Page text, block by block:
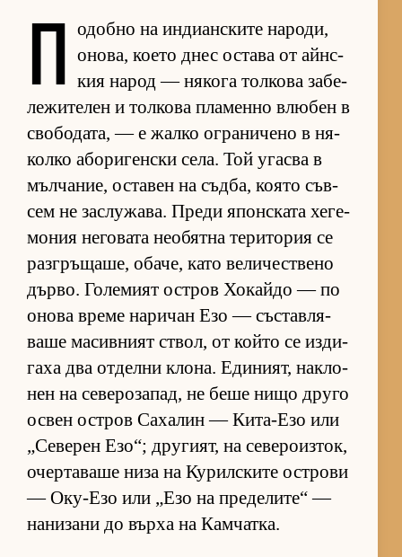
П о­добно на ин­ди­ан­с­ките на­ро­ди,
оно­ва, ко­ето днес ос­тава от айн­с­
кия на­род — ня­кога тол­кова за­бе­
ле­жи­те­лен и тол­кова пла­менно влю­бен в
сво­бо­да­та, — е жалко ог­ра­ни­чено в ня­
колко або­ри­ген­ски се­ла. Той угасва в
мъл­ча­ние, ос­та­вен на съд­ба, ко­ято съв­
сем не зас­лу­жа­ва. Преди япон­с­ката хе­ге­
мо­ния не­го­вата не­о­бятна те­ри­то­рия се
раз­г­ръ­ща­ше, оба­че, като ве­ли­чес­т­вено
дър­во. Го­ле­мият ос­т­ров Хо­кайдо — по
онова време на­ри­чан Езо — със­тав­ля­
ваше ма­сив­ният ствол, от който се из­ди­
гаха два от­делни кло­на. Еди­ни­ят, нак­ло­
нен на се­ве­ро­за­пад, не беше нищо друго
ос­вен ос­т­ров Са­ха­лин — Ки­та-Езо или
„Се­ве­рен Езо“; дру­ги­ят, на се­ве­ро­из­ток,
очер­та­ваше низа на Ку­рил­с­ките ос­т­рови
— Оку-Езо или „Езо на пре­де­ли­те“ —
на­ни­зани до върха на Кам­чат­ка.